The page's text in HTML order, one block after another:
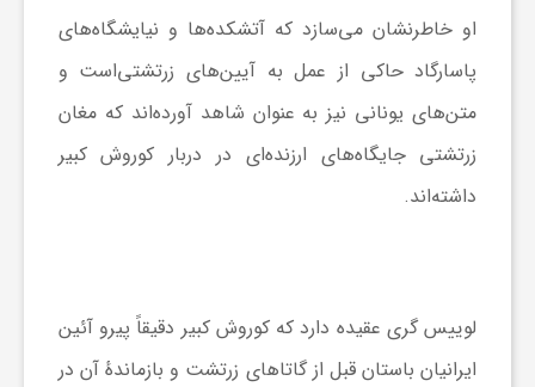
او خاطرنشان می‌سازد که آتشکده‌ها و نیایشگاه‌های
پاسارگاد حاکی از عمل به آیین‌های زرتشتی‌است و
متن‌های یونانی نیز به عنوان شاهد آورده‌اند که مغان
زرتشتی جایگاه‌های ارزنده‌ای در دربار کوروش کبیر
داشته‌اند.
لوییس گری عقیده دارد که کوروش کبیر دقیقاً پیرو آئین
ایرانیان‏ باستان قبل از گاتاهای زرتشت و بازماندهٔ آن در